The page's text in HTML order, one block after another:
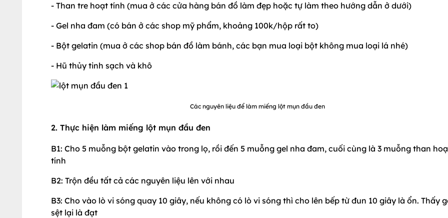
- Than tre hoạt tính (mua ở các cửa hàng bán đồ làm đẹp hoặc tự làm theo hướng dẫn ở dưới)
- Gel nha đam (có bán ở các shop mỹ phẩm, khoảng 100k/hộp rất to)
- Bột gelatin (mua ở các shop bán đồ làm bánh, các bạn mua loại bột không mua loại lá nhé)
- Hũ thủy tinh sạch và khô
Các nguyên liệu để làm miếng lột mụn đầu đen
2. Thực hiện làm miếng lột mụn đầu đen
B1: Cho 5 muỗng bột gelatin vào trong lọ, rồi đến 5 muỗng gel nha đam, cuối cùng là 3 muỗng than
tính
B2: Trộn đều tất cả các nguyên liệu lên với nhau
B3: Cho vào lò vi sóng quay 10 giây, nếu không có lò vi sóng thì cho lên bếp từ đun 10 giây là ổn. Thấy
sệt lại là đạt